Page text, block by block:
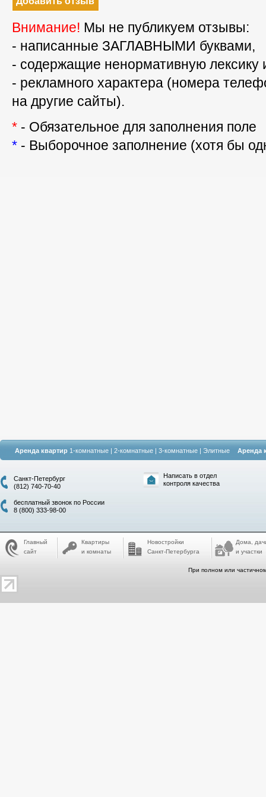
Внимание! Мы не публикуем отзывы:
- написанные ЗАГЛАВНЫМИ буквами,
- содержащие ненормативную лексику
- рекламного характера (номера
на другие сайты).
* - Обязательное для заполнения поле
* - Выборочное заполнение (хотя бы
Аренда квартир 1-комнатные | 2-комнатные | 3-комнатные | Элитные Аренда
Санкт-Петербург
(812) 740-70-40
бесплатный звонок по России
8 (800) 333-98-00
Написать в отдел
контроля качества
Главный
сайт
Квартиры
и комнаты
Новостройки
Санкт-Петербурга
Дома,
и участки
При полном или